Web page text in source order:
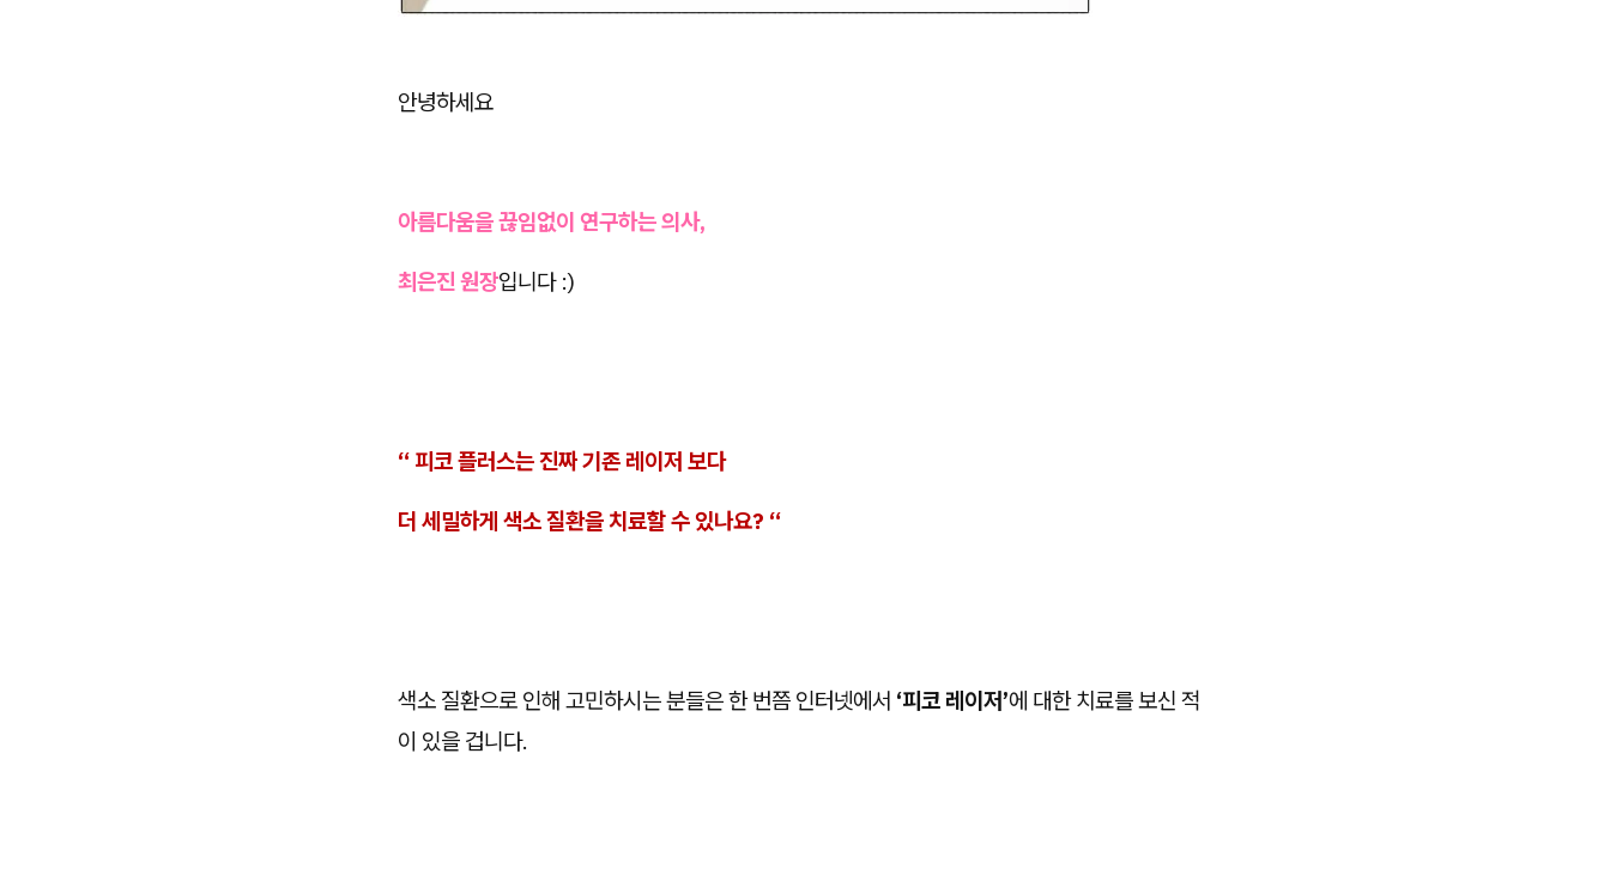
안녕하세요
아름다움을 끊임없이 연구하는 의사,
최은진 원장입니다 :)
“ 피코 플러스는 진짜 기존 레이저 보다
더 세밀하게 색소 질환을 치료할 수 있나요? “
색소 질환으로 인해 고민하시는 분들은 한 번쯤 인터넷에서 ‘피코 레이저’에 대한 치료를 보신 적
이 있을 겁니다.